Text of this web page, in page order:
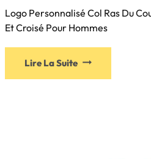
Logo Personnalisé Col Ras Du
Et Croisé Pour Hommes
Lire La Suite